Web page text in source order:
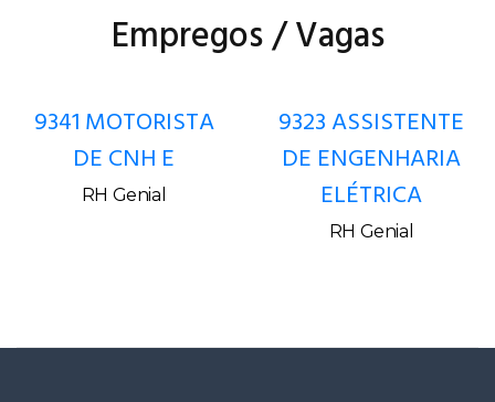
Empregos / Vagas
9341 MOTORISTA
DE CNH E
RH Genial
9323 ASSISTENTE
DE ENGENHARIA
ELÉTRICA
RH Genial